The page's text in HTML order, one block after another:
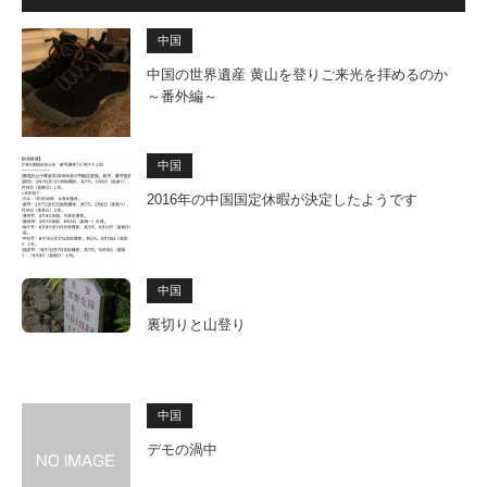
中国
中国の世界遺産 黄山を登りご来光を拝めるのか
～番外編～
中国
2016年の中国国定休暇が決定したようです
中国
裏切りと山登り
中国
デモの渦中